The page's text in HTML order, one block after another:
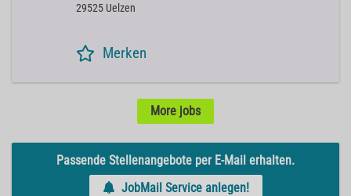
29525 Uelzen
Merken
More jobs
Passende Stellenangebote per E-Mail erhalten.
JobMail Service anlegen!